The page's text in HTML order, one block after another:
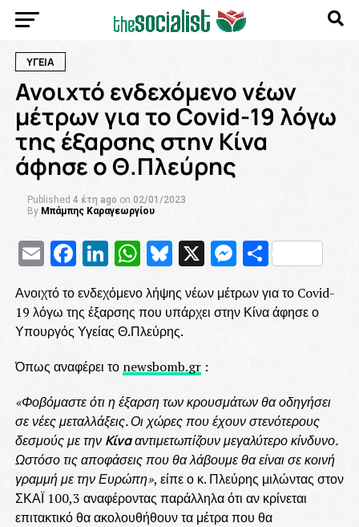
ΥΓΕΙΑ
Ανοιχτό ενδεχόμενο νέων
μέτρων για το Covid-19 λόγω
της έξαρσης στην Κίνα
άφησε ο Θ.Πλεύρης
Published 4 έτη ago on 02/01/2023
By Μπάμπης Καραγεωργίου
EmailFacebook
LinkedIn
WhatsApp
Bluesky
X
Ανοιχτό το ενδεχόμενο λήψης νέων μέτρων για το Covid-
19 λόγω της έξαρσης που υπάρχει στην Κίνα άφησε ο
Υπουργός Υγείας Θ.Πλεύρης.
Όπως αναφέρει το newsbomb.gr:
«Φοβόμαστε ότι η έξαρση των κρουσμάτων θα οδηγήσει
σε νέες μεταλλάξεις. Οι χώρες που έχουν στενότερους
δεσμούς με την Κίνααντιμετωπίζουν μεγαλύτερο κίνδυνο.
Ωστόσο τις αποφάσεις που θα λάβουμε θα είναι σε κοινή
γραμμή με την Ευρώπη», είπε ο κ. Πλεύρης μιλώντας στον
ΣΚΑΪ 100,3 αναφέροντας παράλληλα ότι αν κρίνεται
επιτακτικό θα ακολουθήθουν τα μέτρα που θα